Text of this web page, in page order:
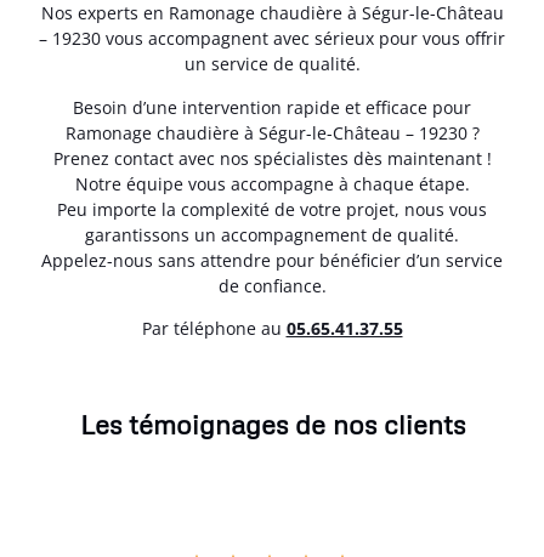
Nos experts en Ramonage chaudière à Ségur-le-Château
– 19230 vous accompagnent avec sérieux pour vous offrir
un service de qualité.
Besoin d’une intervention rapide et efficace pour
Ramonage chaudière à Ségur-le-Château – 19230 ?
Prenez contact avec nos spécialistes dès maintenant !
Notre équipe vous accompagne à chaque étape.
Peu importe la complexité de votre projet, nous vous
garantissons un accompagnement de qualité.
Appelez-nous sans attendre pour bénéficier d’un service
de confiance.
Par téléphone au 05.65.41.37.55
Les témoignages de nos clients